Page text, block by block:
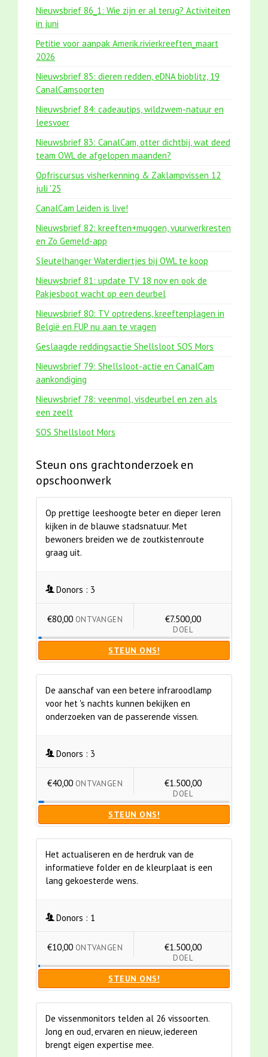
Nieuwsbrief 86_1: Wie zijn er al terug? Activiteiten
in juni
Petitie voor aanpak Amerik.rivierkreeften_maart
2026
Nieuwsbrief 85: dieren redden, eDNA bioblitz, 19
CanalCamsoorten
Nieuwsbrief 84: cadeautips, wildzwem-natuur en
leesvoer
Nieuwsbrief 83: CanalCam, otter dichtbij, wat deed
team OWL de afgelopen maanden?
Opfriscursus visherkenning & Zaklampvissen 12
juli '25
CanalCam Leiden is live!
Nieuwsbrief 82: kreeften+muggen, vuurwerkresten
en Zo Gemeld-app
Sleutelhanger Waterdiertjes bij OWL te koop
Nieuwsbrief 81: update TV 18 nov en ook de
Pakjesboot wacht op een deurbel
Nieuwsbrief 80: TV optredens, kreeftenplagen in
België en FUP nu aan te vragen
Geslaagde reddingsactie Shellsloot SOS Mors
Nieuwsbrief 79: Shellsloot-actie en CanalCam
aankondiging
Nieuwsbrief 78: veenmol, visdeurbel en zen als
een zeelt
SOS Shellsloot Mors
Steun ons grachtonderzoek en
opschoonwerk
Op prettige leeshoogte beter en dieper leren
kijken in de blauwe stadsnatuur. Met
bewoners breiden we de zoutkistenroute
graag uit.
Donors : 3
€80,00 ONTVANGEN €7.500,00
DOEL
STEUN ONS!
De aanschaf van een betere infraroodlamp
voor het 's nachts kunnen bekijken en
onderzoeken van de passerende vissen.
Donors : 3
€40,00 ONTVANGEN €1.500,00
DOEL
STEUN ONS!
Het actualiseren en de herdruk van de
informatieve folder en de kleurplaat is een
lang gekoesterde wens.
Donors : 1
€10,00 ONTVANGEN €1.500,00
DOEL
STEUN ONS!
De vissenmonitors telden al 26 vissoorten.
Jong en oud, ervaren en nieuw, iedereen
brengt eigen expertise mee.